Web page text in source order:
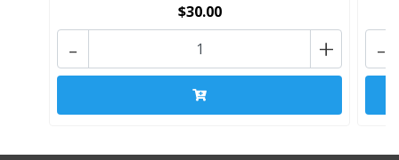
$30.00
+
- -